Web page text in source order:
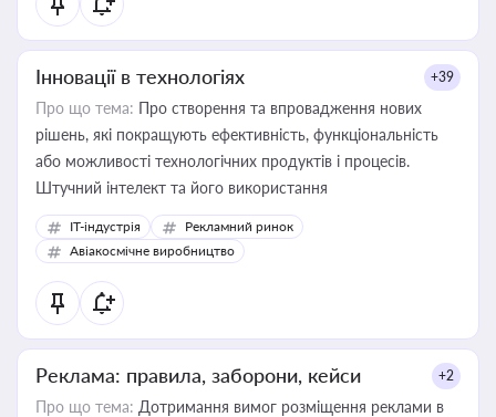
Інновації в технологіях +39
Про що тема: Про створення та впровадження нових
рішень, які покращують ефективність, функціональність
або можливості технологічних продуктів і процесів.
Штучний інтелект та його використання
IT-індустрія
Рекламний ринок
Авіакосмічне виробництво
Реклама: правила, заборони, кейси +2
Про що тема: Дотримання вимог розміщення реклами в